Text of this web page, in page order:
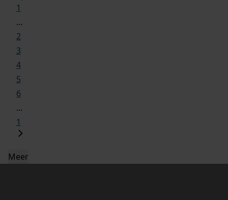
1
...
2
3
4
5
6
...
1
Meer